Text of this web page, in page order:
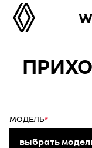
МОДЕЛЬ
выбрать